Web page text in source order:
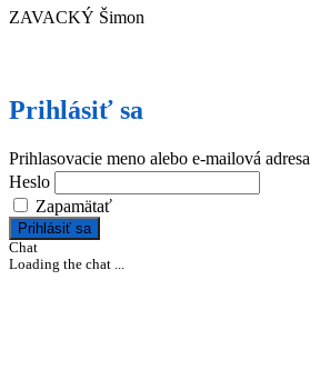
ZAVACKÝ Šimon
Prihlásiť sa
Prihlasovacie meno alebo e-mailová adresa
Heslo
Zapamätať
Prihlásiť sa
Chat
Loading the chat ...